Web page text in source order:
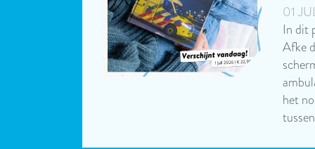
01
In dit
Afke
het